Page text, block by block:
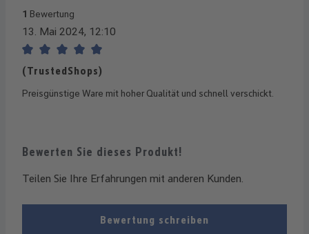
Bewerten Sie dieses Produkt!
Teilen Sie Ihre Erfahrungen mit anderen Kunden.
Bewertung schreiben
1 Bewertung
13. Mai 2024, 12:10
Bewertung mit 5 von 5 Sternen
(TrustedShops)
Preisgünstige Ware mit hoher Qualität und schnell verschickt.